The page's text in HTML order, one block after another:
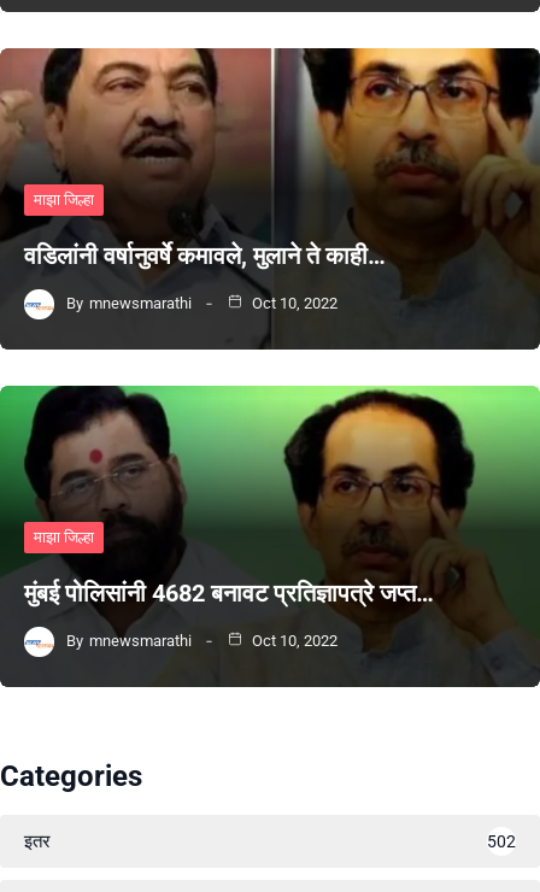
माझा जिल्हा
वडिलांनी वर्षानुवर्षे कमावले, मुलाने ते काही…
By mnewsmarathi Oct 10, 2022
माझा जिल्हा
मुंबई पोलिसांनी 4682 बनावट प्रतिज्ञापत्रे जप्त…
By mnewsmarathi Oct 10, 2022
Categories
इतर 502